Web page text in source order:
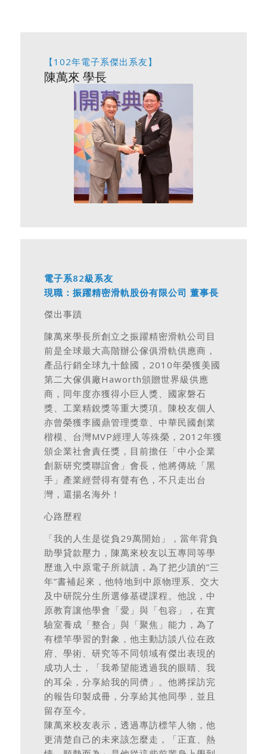
【102年電子系傑出系友】
陳萬來 學長
電子系82級系友
現職：振躍精密滑軌股份有限公司 董事長
傑出事蹟
陳萬來學長所創立之振躍精密滑軌公司目
前是全球最大高階辦公傢俱滑軌供應商，
產品行銷全球九十餘國，2010年榮獲美國
第二大傢俱廠Haworth頒贈世界級供應
商，同年度亦獲得小巨人獎、國家磐石
獎、工業精銳獎等重大獎項。陳校友個人
亦曾榮獲李國鼎管理獎章、中華民國創業
楷模、台灣MVP經理人等殊榮，2012年獲
頒企業社會責任獎，目前擔任「中小企業
創新研究獎聯誼會」會長，他將傳統「黑
手」產業經營得有聲有色，不只走出台
灣，還揚名海外！
心路歷程
「我的人生是從負29萬開始」，當年背負
助學貸款壓力，陳萬來校友以五專同等學
歷進入中原電子所就讀，為了把少讀的”三
年”書補起來，他特地到中原物理系、交大
及中研院分生所選修基礎課程。他說，中
原教育讓他學會「愛」與「包容」，在實
驗室養成「整合」與「聚焦」能力，為了
有標竿學習的對象，他主動訪談八位在政
府、學術、研究等不同領域有傑出表現的
成功人士，「我希望能透過我的眼睛、我
的耳朵，分享給我的同儕」。他將採訪完
的報告印製成冊，分享給其他同學，並且
留存至今。
陳萬來校友表示，透過專訪標竿人物，他
更清楚自己的未來該怎麼走，「正直、熱